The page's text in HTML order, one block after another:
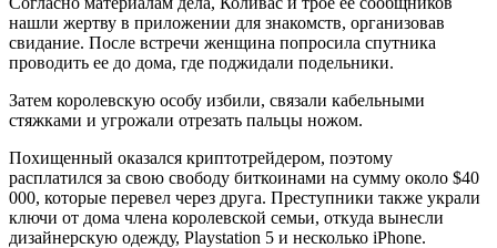
нашли жертву в приложении для знакомств, организовав
свидание. После встречи женщина попросила спутника
проводить ее до дома, где поджидали подельники.
Затем королевскую особу избили, связали кабельными
стяжками и угрожали отрезать пальцы ножом.
Похищенный оказался криптотрейдером, поэтому
расплатился за свою свободу биткоинами на сумму около $40
000, которые перевел через друга. Преступники также украли
ключи от дома члена королевской семьи, откуда вынесли
дизайнерскую одежду, Playstation 5 и несколько iPhone.